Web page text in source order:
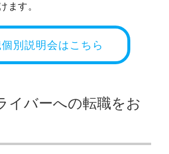
ます。
別説明会はこちら
イバーへの転職をお